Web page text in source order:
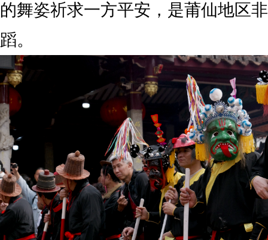
的舞姿祈求一方平安，是莆仙地区
蹈。